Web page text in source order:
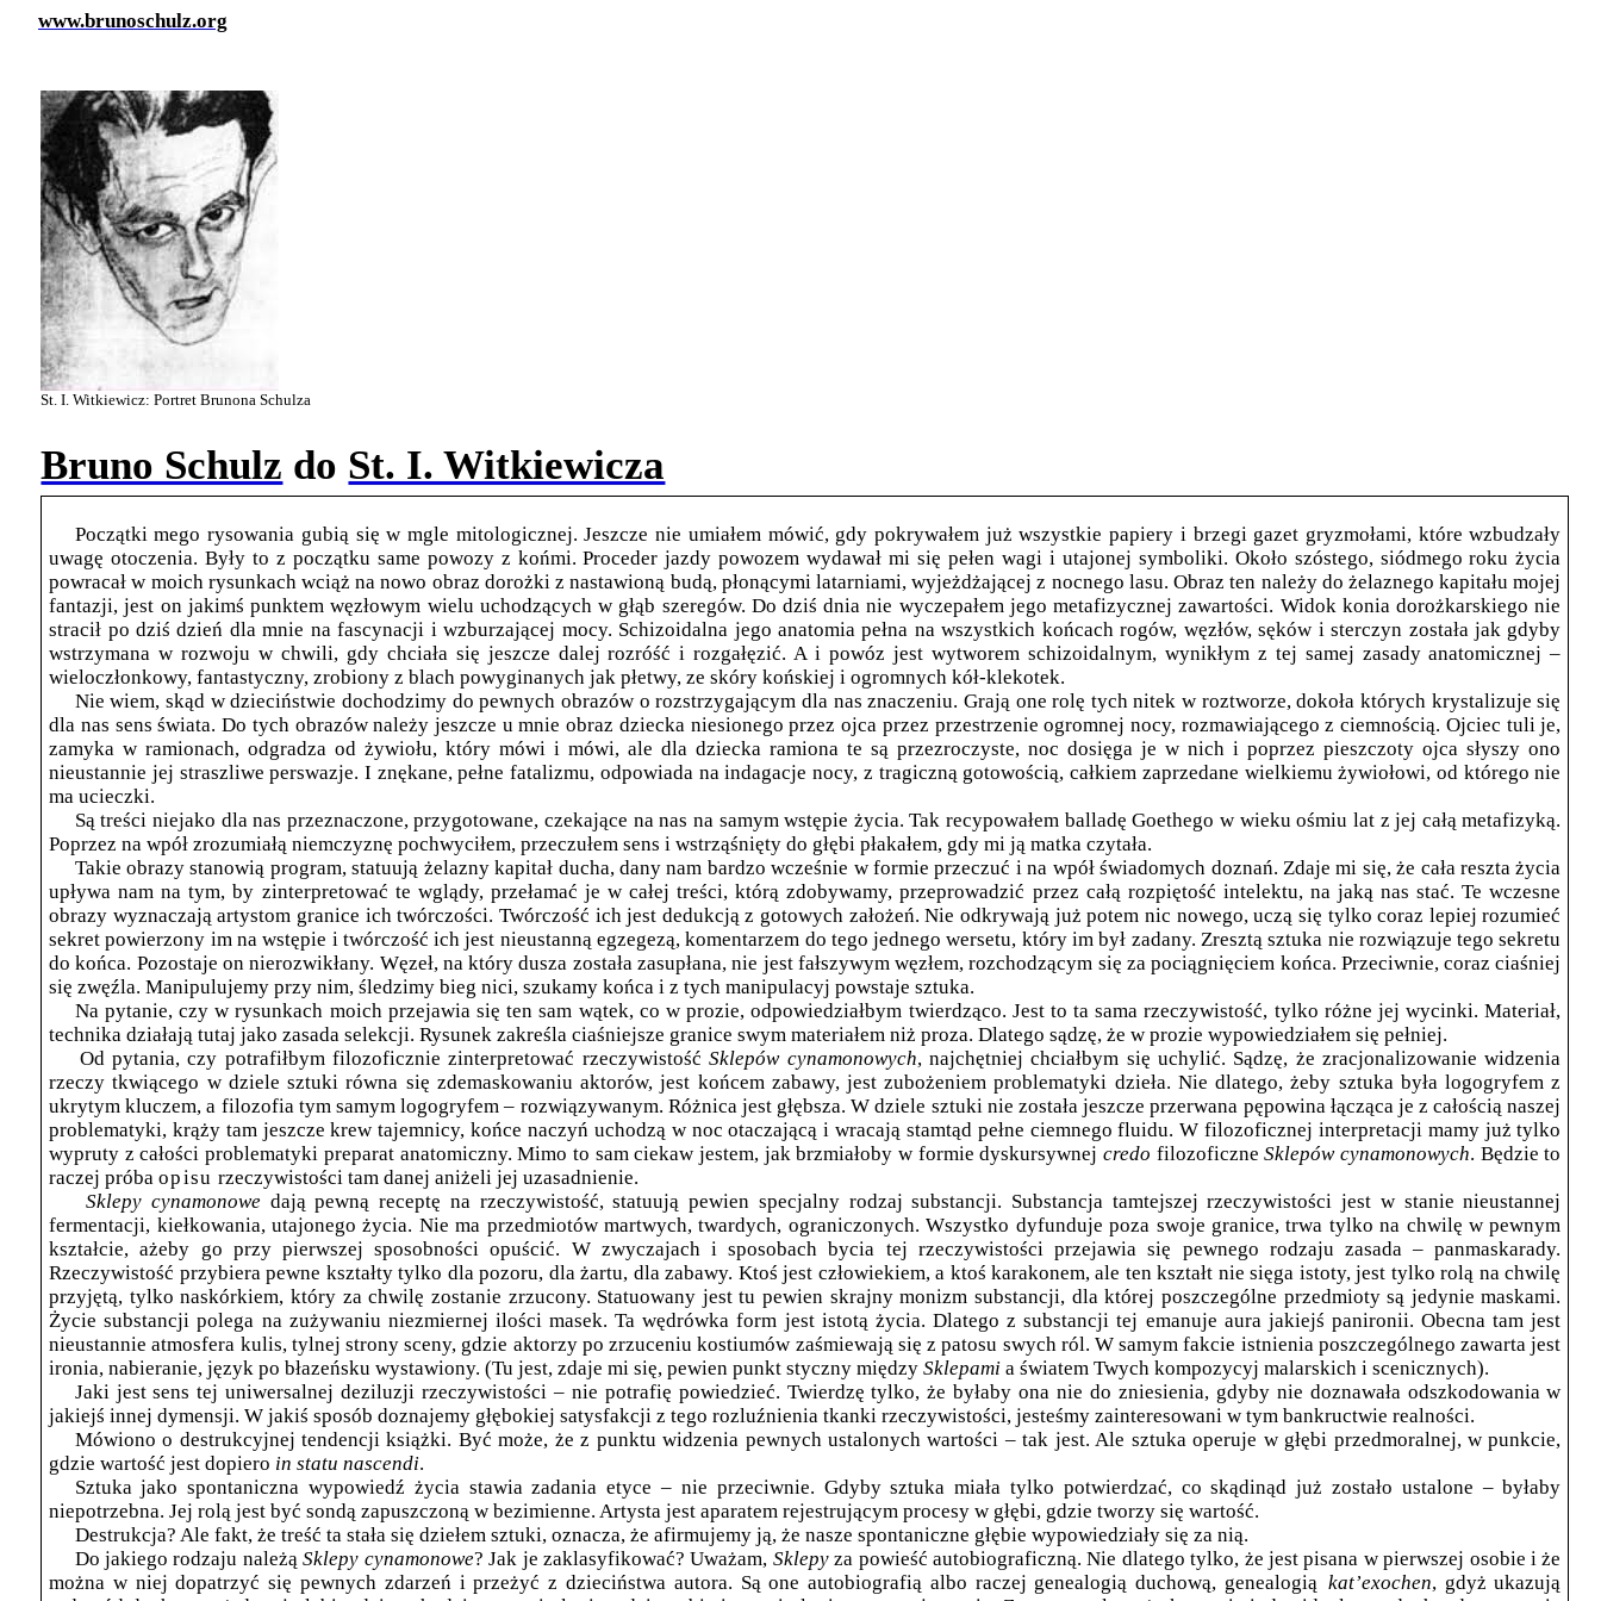
www.brunoschulz.org
St. I. Witkiewicz: Portret Brunona Schulza
Bruno Schulz do St. I. Witkiewicza
Początki mego rysowania gubią się w mgle mitologicznej. Jeszcze nie umiałem mówić, gdy pokrywałem już wszystkie papiery i brzegi gazet gryzmołami, które wzbudzały
uwagę otoczenia. Były to z początku same powozy z końmi. Proceder jazdy powozem wydawał mi się pełen wagi i utajonej symboliki. Około szóstego, siódmego roku życia
powracał w moich rysunkach wciąż na nowo obraz dorożki z nastawioną budą, płonącymi latarniami, wyjeżdżającej z nocnego lasu. Obraz ten należy do żelaznego kapitału mojej
fantazji, jest on jakimś punktem węzłowym wielu uchodzących w głąb szeregów. Do dziś dnia nie wyczepałem jego metafizycznej zawartości. Widok konia dorożkarskiego nie
stracił po dziś dzień dla mnie na fascynacji i wzburzającej mocy. Schizoidalna jego anatomia pełna na wszystkich końcach rogów, węzłów, sęków i sterczyn została jak gdyby
wstrzymana w rozwoju w chwili, gdy chciała się jeszcze dalej rozróść i rozgałęzić. A i powóz jest wytworem schizoidalnym, wynikłym z tej samej zasady anatomicznej –
wieloczłonkowy, fantastyczny, zrobiony z blach powyginanych jak płetwy, ze skóry końskiej i ogromnych kół-klekotek.
Nie wiem, skąd w dzieciństwie dochodzimy do pewnych obrazów o rozstrzygającym dla nas znaczeniu. Grają one rolę tych nitek w roztworze, dokoła których krystalizuje się
dla nas sens świata. Do tych obrazów należy jeszcze u mnie obraz dziecka niesionego przez ojca przez przestrzenie ogromnej nocy, rozmawiającego z ciemnością. Ojciec tuli je,
zamyka w ramionach, odgradza od żywiołu, który mówi i mówi, ale dla dziecka ramiona te są przezroczyste, noc dosięga je w nich i poprzez pieszczoty ojca słyszy ono
nieustannie jej straszliwe perswazje. I znękane, pełne fatalizmu, odpowiada na indagacje nocy, z tragiczną gotowością, całkiem zaprzedane wielkiemu żywiołowi, od którego nie
ma ucieczki.
Są treści niejako dla nas przeznaczone, przygotowane, czekające na nas na samym wstępie życia. Tak recypowałem balladę Goethego w wieku ośmiu lat z jej całą metafizyką.
Poprzez na wpół zrozumiałą niemczyznę pochwyciłem, przeczułem sens i wstrząśnięty do głębi płakałem, gdy mi ją matka czytała.
Takie obrazy stanowią program, statuują żelazny kapitał ducha, dany nam bardzo wcześnie w formie przeczuć i na wpół świadomych doznań. Zdaje mi się, że cała reszta życia
upływa nam na tym, by zinterpretować te wglądy, przełamać je w całej treści, którą zdobywamy, przeprowadzić przez całą rozpiętość intelektu, na jaką nas stać. Te wczesne
obrazy wyznaczają artystom granice ich twórczości. Twórczość ich jest dedukcją z gotowych założeń. Nie odkrywają już potem nic nowego, uczą się tylko coraz lepiej rozumieć
sekret powierzony im na wstępie i twórczość ich jest nieustanną egzegezą, komentarzem do tego jednego wersetu, który im był zadany. Zresztą sztuka nie rozwiązuje tego sekretu
do końca. Pozostaje on nierozwikłany. Węzeł, na który dusza została zasupłana, nie jest fałszywym węzłem, rozchodzącym się za pociągnięciem końca. Przeciwnie, coraz ciaśniej
się zwęźla. Manipulujemy przy nim, śledzimy bieg nici, szukamy końca i z tych manipulacyj powstaje sztuka.
Na pytanie, czy w rysunkach moich przejawia się ten sam wątek, co w prozie, odpowiedziałbym twierdząco. Jest to ta sama rzeczywistość, tylko różne jej wycinki. Materiał,
technika działają tutaj jako zasada selekcji. Rysunek zakreśla ciaśniejsze granice swym materiałem niż proza. Dlatego sądzę, że w prozie wypowiedziałem się pełniej.
Od pytania, czy potrafiłbym filozoficznie zinterpretować rzeczywistośćSklepów cynamonowych, najchętniej chciałbym się uchylić. Sądzę, że zracjonalizowanie widzenia
rzeczy tkwiącego w dziele sztuki równa się zdemaskowaniu aktorów, jest końcem zabawy, jest zubożeniem problematyki dzieła. Nie dlatego, żeby sztuka była logogryfem z
ukrytym kluczem, a filozofia tym samym logogryfem – rozwiązywanym. Różnica jest głębsza. W dziele sztuki nie została jeszcze przerwana pępowina łącząca je z całością naszej
problematyki, krąży tam jeszcze krew tajemnicy, końce naczyń uchodzą w noc otaczającą i wracają stamtąd pełne ciemnego fluidu. W filozoficznej interpretacji mamy już tylko
wypruty z całości problematyki preparat anatomiczny. Mimo to sam ciekaw jestem, jak brzmiałoby w formie dyskursywnejcredo filozoficzneSklepów cynamonowych. Będzie to
raczej próbaopisu rzeczywistości tam danej aniżeli jej uzasadnienie.
Sklepy cynamonowedają pewną receptę na rzeczywistość, statuują pewien specjalny rodzaj substancji. Substancja tamtejszej rzeczywistości jest w stanie nieustannej
fermentacji, kiełkowania, utajonego życia. Nie ma przedmiotów martwych, twardych, ograniczonych. Wszystko dyfunduje poza swoje granice, trwa tylko na chwilę w pewnym
kształcie, ażeby go przy pierwszej sposobności opuścić. W zwyczajach i sposobach bycia tej rzeczywistości przejawia się pewnego rodzaju zasada – panmaskarady.
Rzeczywistość przybiera pewne kształty tylko dla pozoru, dla żartu, dla zabawy. Ktoś jest człowiekiem, a ktoś karakonem, ale ten kształt nie sięga istoty, jest tylko rolą na chwilę
przyjętą, tylko naskórkiem, który za chwilę zostanie zrzucony. Statuowany jest tu pewien skrajny monizm substancji, dla której poszczególne przedmioty są jedynie maskami.
Życie substancji polega na zużywaniu niezmiernej ilości masek. Ta wędrówka form jest istotą życia. Dlatego z substancji tej emanuje aura jakiejś panironii. Obecna tam jest
nieustannie atmosfera kulis, tylnej strony sceny, gdzie aktorzy po zrzuceniu kostiumów zaśmiewają się z patosu swych ról. W samym fakcie istnienia poszczególnego zawarta jest
ironia, nabieranie, język po błazeńsku wystawiony. (Tu jest, zdaje mi się, pewien punkt styczny międzySklepami a światem Twych kompozycyj malarskich i scenicznych).
Jaki jest sens tej uniwersalnej deziluzji rzeczywistości – nie potrafię powiedzieć. Twierdzę tylko, że byłaby ona nie do zniesienia, gdyby nie doznawała odszkodowania w
jakiejś innej dymensji. W jakiś sposób doznajemy głębokiej satysfakcji z tego rozluźnienia tkanki rzeczywistości, jesteśmy zainteresowani w tym bankructwie realności.
Mówiono o destrukcyjnej tendencji książki. Być może, że z punktu widzenia pewnych ustalonych wartości – tak jest. Ale sztuka operuje w głębi przedmoralnej, w punkcie,
gdzie wartość jest dopiero in statu nascendi.
Sztuka jako spontaniczna wypowiedź życia stawia zadania etyce – nie przeciwnie. Gdyby sztuka miała tylko potwierdzać, co skądinąd już zostało ustalone – byłaby
niepotrzebna. Jej rolą jest być sondą zapuszczoną w bezimienne. Artysta jest aparatem rejestrującym procesy w głębi, gdzie tworzy się wartość.
Destrukcja? Ale fakt, że treść ta stała się dziełem sztuki, oznacza, że afirmujemy ją, że nasze spontaniczne głębie wypowiedziały się za nią.
Do jakiego rodzaju należąSklepy cynamonowe? Jak je zaklasyfikować? Uważam, Sklepyza powieść autobiograficzną. Nie dlatego tylko, że jest pisana w pierwszej osobie i że
można w niej dopatrzyć się pewnych zdarzeń i przeżyć z dzieciństwa autora. Są one autobiografią albo raczej genealogią duchową, genealogią kat’exochen, gdyż ukazują